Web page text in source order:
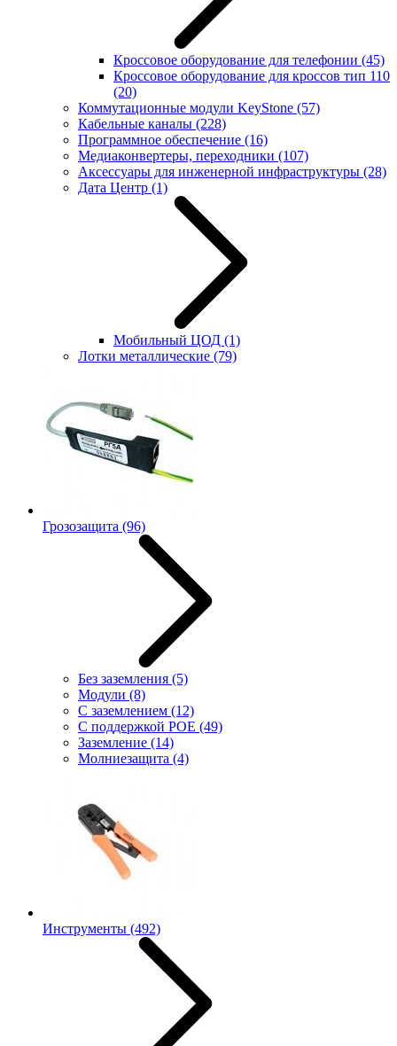
Кроссовое оборудование для телефонии (45)
Кроссовое оборудование для кроссов тип 110
(20)
Коммутационные модули KeyStone (57)
Кабельные каналы (228)
Программное обеспечение (16)
Медиаконвертеры, переходники (107)
Аксессуары для инженерной инфраструктуры (28)
Дата Центр (1)
Мобильный ЦОД (1)
Лотки металлические (79)
Грозозащита (96)
Без заземления (5)
Модули (8)
С заземлением (12)
С поддержкой POE (49)
Заземление (14)
Молниезащита (4)
Инструменты (492)